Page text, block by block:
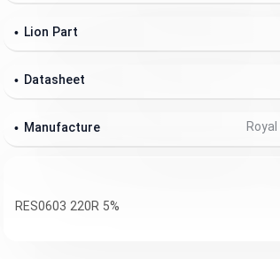
Lion Part
Datasheet
Manufacture
RES0603 220R 5%